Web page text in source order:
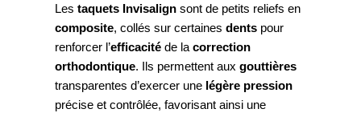
Les taquets Invisalignsont de petits reliefs en
composite, collés sur certaines dentspour
renforcer l’efficacitéde la correction
orthodontique. Ils permettent aux gouttières
transparentes d’exercer une légère pression
précise et contrôlée, favorisant ainsi une